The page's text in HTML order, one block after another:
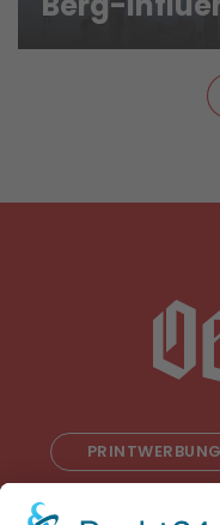
PRINTWERBUNG